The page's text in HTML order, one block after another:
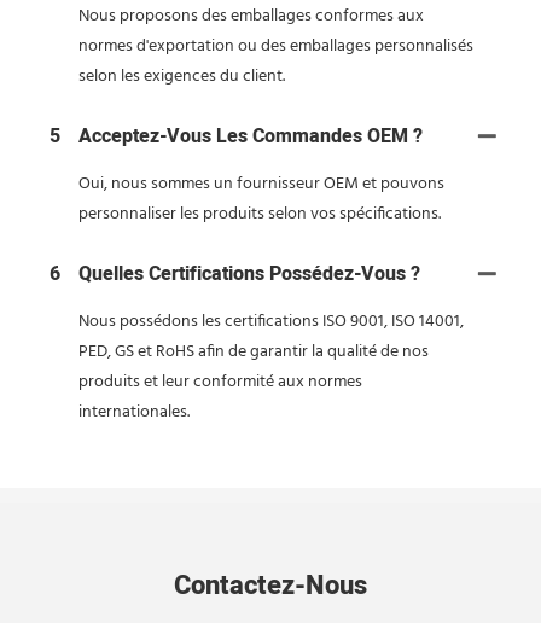
Nous proposons des emballages conformes aux
normes d'exportation ou des emballages personnalisés
selon les exigences du client.
5 Acceptez-Vous Les Commandes OEM ?
Oui, nous sommes un fournisseur OEM et pouvons
personnaliser les produits selon vos spécifications.
6 Quelles Certifications Possédez-Vous ?
Nous possédons les certifications ISO 9001, ISO 14001,
PED, GS et RoHS afin de garantir la qualité de nos
produits et leur conformité aux normes
internationales.
Contactez-Nous